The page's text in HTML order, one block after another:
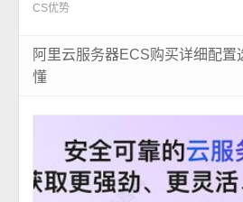
CS优势
阿里云服务器ECS购买详细配置
懂